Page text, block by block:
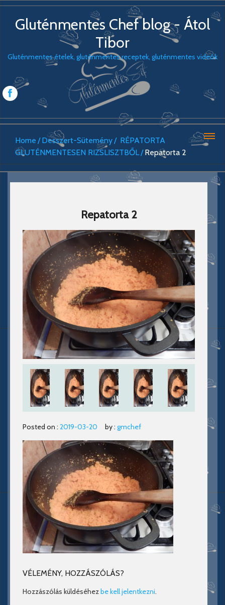
Gluténmentes Chef blog - Átol
Tibor
Gluténmentes ételek, gluténmentes receptek, gluténmentes videók
Home Desszert-Sütemény
RÉPATORTA
GLUTÉNMENTESEN RIZSLISZTBŐL
Repatorta 2
Repatorta 2
Posted on : 2019-03-20 by : gmchef
VÉLEMÉNY, HOZZÁSZÓLÁS?
Hozzászólás küldéséhezbe kell jelentkezni.